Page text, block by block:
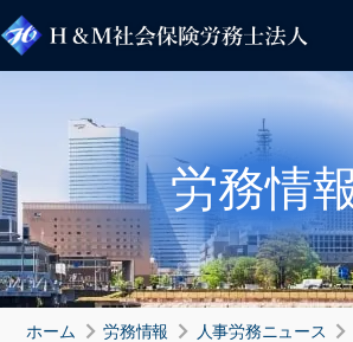
労務情
ホーム 労務情報 人事労務ニュース